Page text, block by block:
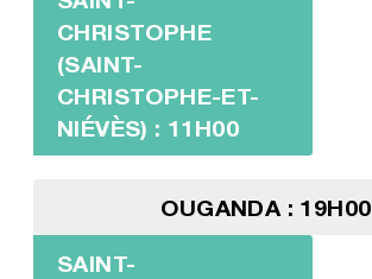
CHRISTOPHE
(SAINT-
CHRISTOPHE-ET-
NIÉVÈS) : 11H00
OUGANDA : 19H00
SAINT-